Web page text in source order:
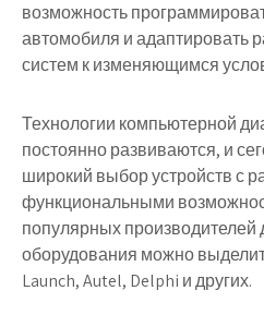
возможность
автомобиля и адаптировать
систем к изменяющимся
Технологии компьютерной
постоянно развиваются, и
широкий выбор устройств с
функциональными
популярных производителей
оборудования можно
Launch, Autel, Delphi и других.